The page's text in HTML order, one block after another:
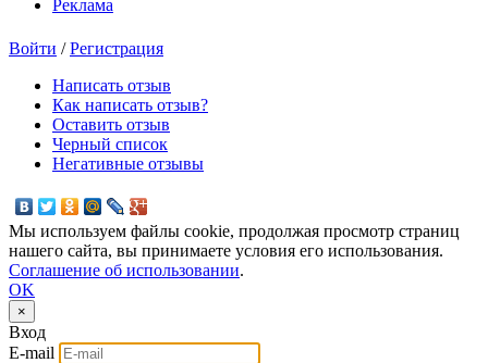
Реклама
Войти /Регистрация
Написать отзыв
Как написать отзыв?
Оставить отзыв
Черный список
Негативные отзывы
Мы используем файлы cookie, продолжая просмотр страниц
нашего сайта, вы принимаете условия его использования.
Соглашение об использовании.
OK
×
Вход
E-mail